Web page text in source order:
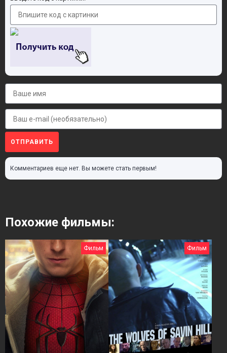
ОТПРАВИТЬ
Комментариев еще нет. Вы можете стать первым!
Похожие фильмы:
Фильм Фильм